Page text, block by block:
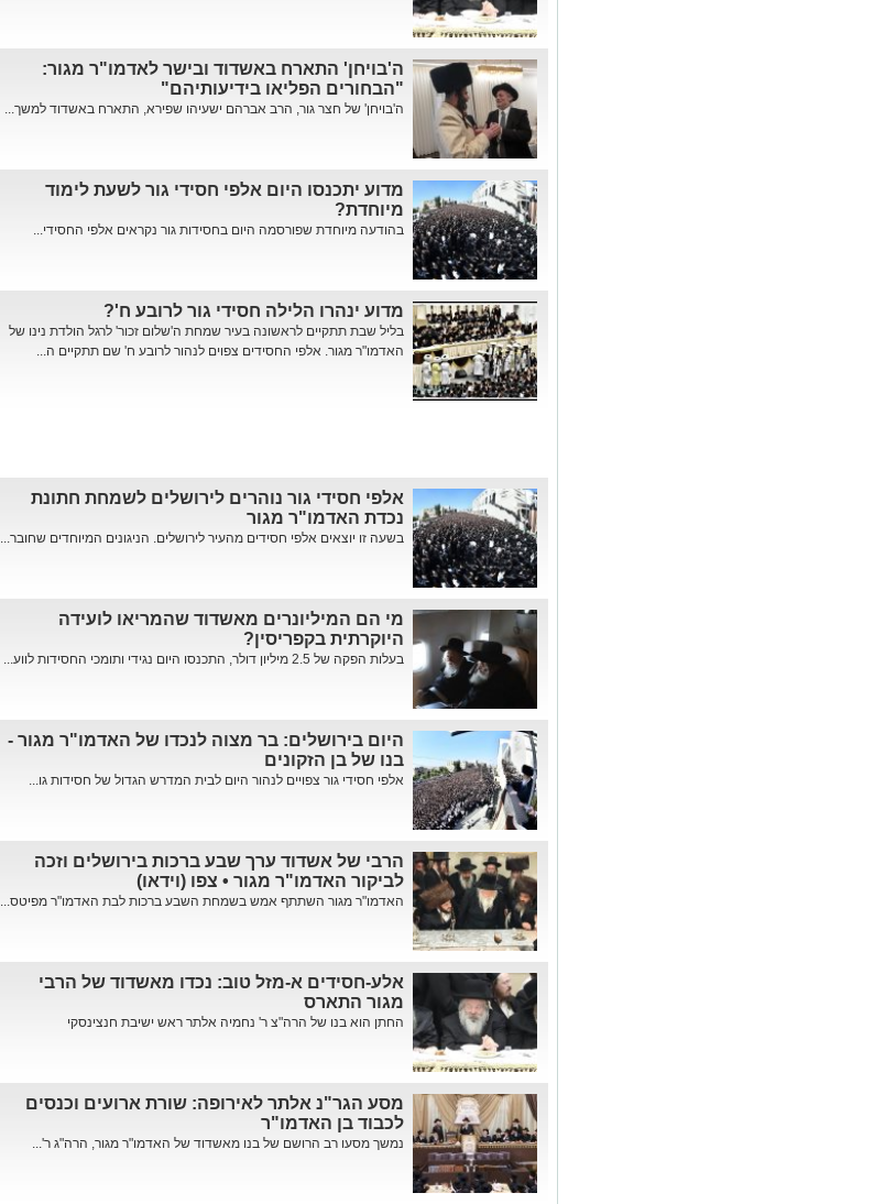
ה'בויחן' התארח באשדוד ובישר לאדמו"ר מגור:
"הבחורים הפליאו בידיעותיהם"
ה'בויחן' של חצר גור, הרב אברהם ישעיהו שפירא, התארח באשדוד למשך...
מדוע יתכנסו היום אלפי חסידי גור לשעת לימוד
מיוחדת?
בהודעה מיוחדת שפורסמה היום בחסידות גור נקראים אלפי החסידי...
מדוע ינהרו הלילה חסידי גור לרובע ח'?
בליל שבת תתקיים לראשונה בעיר שמחת ה'שלום זכור' לרגל הולדת נינו של
האדמו"ר מגור. אלפי החסידים צפוים לנהור לרובע ח' שם תתקיים ה...
אלפי חסידי גור נוהרים לירושלים לשמחת חתונת
נכדת האדמו"ר מגור
בשעה זו יוצאים אלפי חסידים מהעיר לירושלים. הניגונים המיוחדים שחובר...
מי הם המיליונרים מאשדוד שהמריאו לועידה
היוקרתית בקפריסין?
בעלות הפקה של 2.5 מיליון דולר, התכנסו היום נגידי ותומכי החסידות לווע...
היום בירושלים: בר מצוה לנכדו של האדמו"ר מגור -
בנו של בן הזקונים
אלפי חסידי גור צפויים לנהור היום לבית המדרש הגדול של חסידות גו...
הרבי של אשדוד ערך שבע ברכות בירושלים וזכה
לביקור האדמו"ר מגור • צפו (וידאו)
האדמו"ר מגור השתתף אמש בשמחת השבע ברכות לבת האדמו"ר מפיטס...
אלע-חסידים א-מזל טוב: נכדו מאשדוד של הרבי
מגור התארס
החתן הוא בנו של הרה"צ ר' נחמיה אלתר ראש ישיבת חנצינסקי
מסע הגר"נ אלתר לאירופה: שורת ארועים וכנסים
לכבוד בן האדמו"ר
נמשך מסעו רב הרושם של בנו מאשדוד של האדמו"ר מגור, הרה"ג ר'...